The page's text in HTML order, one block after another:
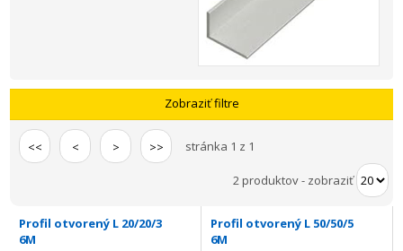
Zobraziť filtre
<< < > >> stránka 1 z 1
2 produktov- zobraziť
Profil otvorený L 20/20/3
6M
Profil otvorený L 50/50/5
6M